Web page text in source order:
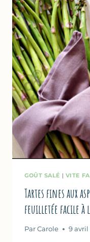
DE
!
GOÛT SALÉ | VITE
Tartes fines aux
feuilletée facile à
Par Carole 9 avril